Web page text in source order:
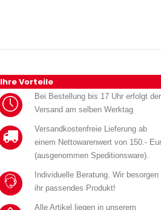
Ihre Vorteile
Bei Bestellung bis 17 Uhr erfolgt der
Versand am selben Werktag
Versandkostenfreie Lieferung ab
einem Nettowarenwert von 150.-
(ausgenommen Speditionsware).
Individuelle Beratung. Wir besorgen
ihr passendes Produkt!
Alle Artikel liegen in unserem